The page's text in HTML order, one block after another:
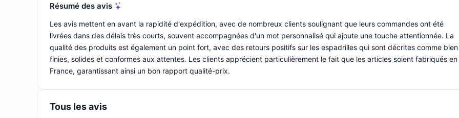
Résumé des avis
Les avis mettent en avant la rapidité d'expédition, avec de nombreux clients soulignant que leurs commandes ont été
livrées dans des délais très courts, souvent accompagnées d'un mot personnalisé qui ajoute une touche attentionnée. La
qualité des produits est également un point fort, avec des retours positifs sur les espadrilles qui sont décrites comme bien
finies, solides et conformes aux attentes. Les clients apprécient particulièrement le fait que les articles soient fabriqués en
France, garantissant ainsi un bon rapport qualité-prix.
Tous les avis